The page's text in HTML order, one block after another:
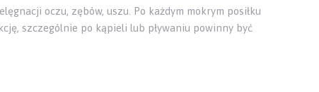
oczu, zębów, uszu. Po każdym mokrym posiłku
szczególnie po kąpieli lub pływaniu powinny być